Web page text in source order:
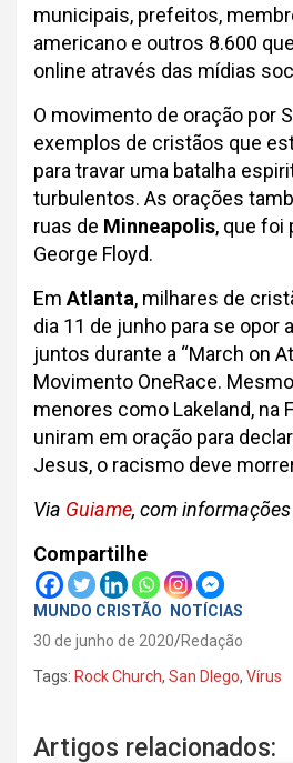
municipais, prefeitos,
americano e outros 8.600
online através das mídias
O movimento de oração por
exemplos de cristãos que
para travar uma batalha
turbulentos. As orações
ruas de Minneapolis, que foi
George Floyd.
Em Atlanta, milhares de
dia 11 de junho para se opor
juntos durante a “March on
Movimento OneRace.
menores como Lakeland, na
uniram em oração para
Jesus, o racismo deve
Via Guiame, com informações
Compartilhe
MUNDO CRISTÃO
NOTÍCIAS
30 de junho de 2020 Redação
Tags: Rock Church, San DIego, Vírus
Artigos relacionados: